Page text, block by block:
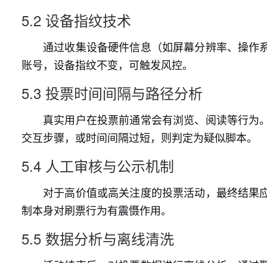
5.2 设备指纹技术
通过收集设备硬件信息（如屏幕分辨率、操
账号，设备指纹不变，可触发风控。
5.3 投票时间间隔与路径分析
真实用户在投票前通常会有浏览、阅读等行
交互步骤，或时间间隔过短，则判定为疑似脚本。
5.4 人工审核与公示机制
对于高价值或高关注度的投票活动，最终结
制本身对刷票行为有震慑作用。
5.5 数据分析与离线清洗